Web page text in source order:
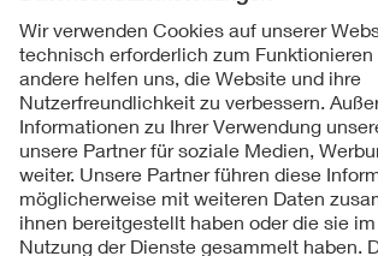
Folgen Sie uns